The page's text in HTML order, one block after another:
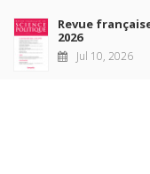
Revue
2026
Jul 10, 2026